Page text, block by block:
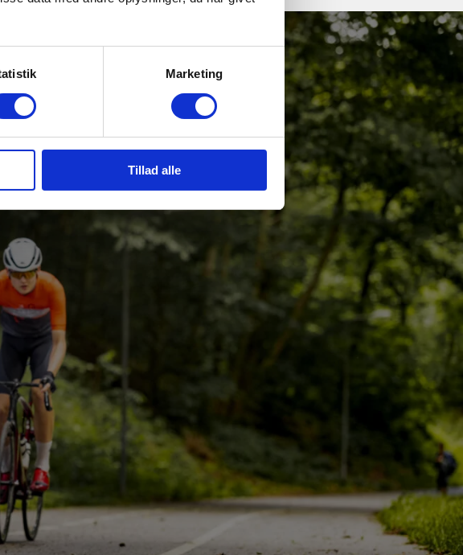
Marketing
Tillad alle